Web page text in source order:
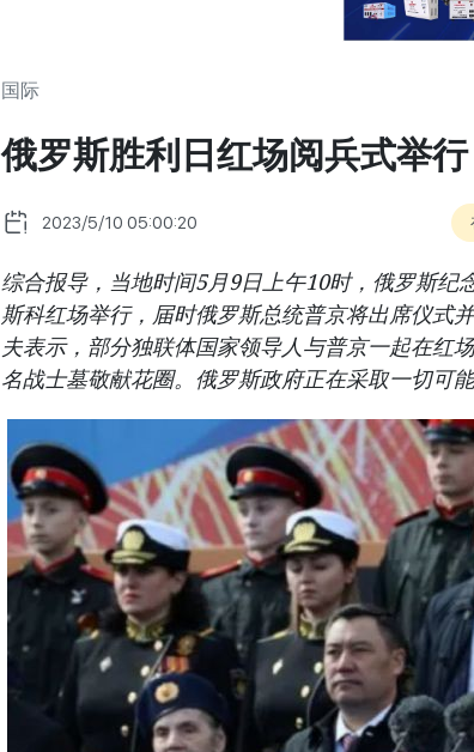
国际
俄罗斯胜利日红场阅兵式举行
2023/5/10 05:00:20
综合报导，当地时间5月9日上午10时，俄罗斯纪
斯科红场举行，届时俄罗斯总统普京将出席仪式
夫表示，部分独联体国家领导人与普京一起在红
名战士墓敬献花圈。俄罗斯政府正在采取一切可